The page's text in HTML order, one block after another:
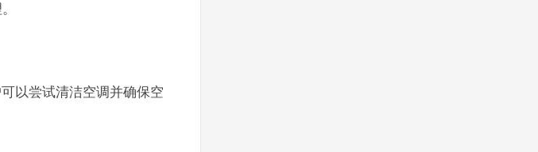
以尝试清洁空调并确保空